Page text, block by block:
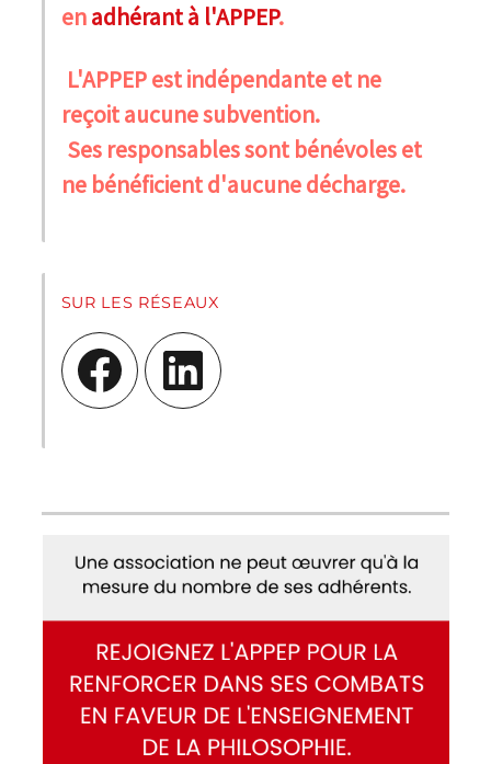
enadhérant à l'APPEP.
L'APPEP est indépendante et ne
reçoit aucune subvention.
Ses responsables sont bénévoles et
ne bénéficient d'aucune décharge.
SUR LES RÉSEAUX
Facebook LinkedIn